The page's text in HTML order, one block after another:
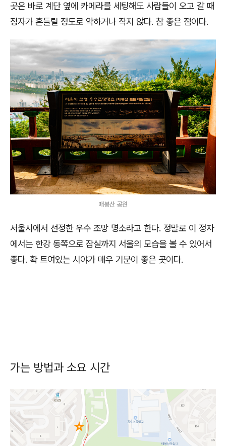
곳은 바로 계단 옆에 카메라를 세팅해도 사람들이 오고 갈 때
정자가 흔들릴 정도로 약하거나 작지 않다. 참 좋은 점이다.
매봉산 공원
서울시에서 선정한 우수 조망 명소라고 한다. 정말로 이 정자
에서는 한강 동쪽으로 잠실까지 서울의 모습을 볼 수 있어서
좋다. 확 트여있는 시야가 매우 기분이 좋은 곳이다.
가는 방법과 소요 시간